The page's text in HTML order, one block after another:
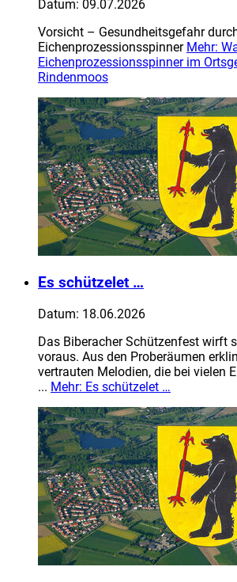
Datum: 09.07.2026
Vorsicht – Gesundheitsgefahr
Eichenprozessionsspinner Mehr:
Eichenprozessionsspinner im
Rindenmoos
Es schützelet …
Datum: 18.06.2026
Das Biberacher Schützenfest wirft
voraus. Aus den Proberäumen
vertrauten Melodien, die bei vielen
... Mehr: Es schützelet …